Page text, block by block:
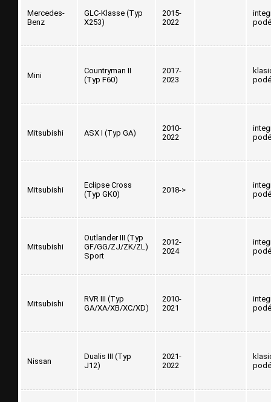
Mercedes-
Benz
GLC-Klasse (Typ
X253)
2015-
2022
Mini
Countryman II
(Typ F60)
2017-
2023
Mitsubishi ASX I (Typ GA)
2010-
2022
Mitsubishi
Eclipse Cross
(Typ GK0)
2018->
Mitsubishi
Outlander III (Typ
GF/GG/ZJ/ZK/ZL)
Sport
2012-
2024
Mitsubishi
RVR III (Typ
GA/XA/XB/XC/XD)
2010-
2021
Nissan
Dualis III (Typ
J12)
2021-
2022